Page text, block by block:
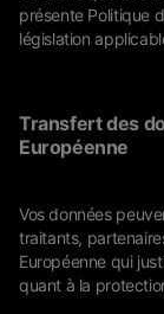
présente Politique
législation
Transfert des
Européenne
Vos données
traitants,
Européenne qui
quant à la